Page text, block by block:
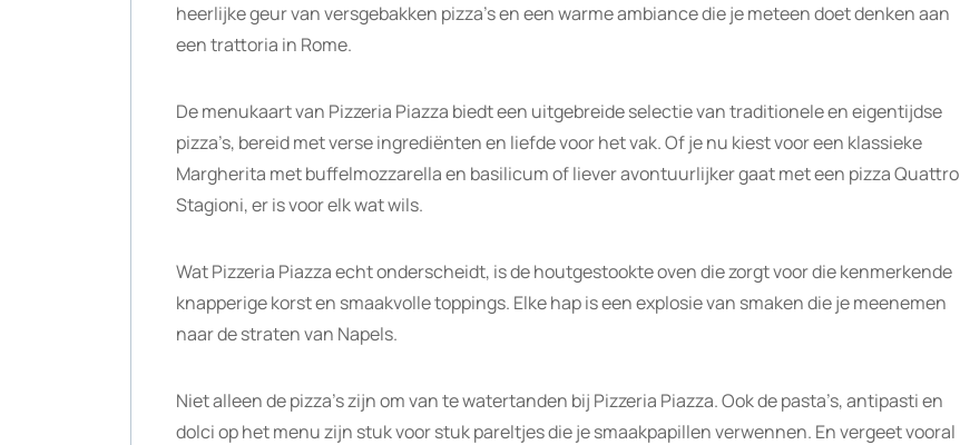
heerlijke geur van versgebakken pizza’s en een warme ambiance die je meteen doet denken aan
een trattoria in Rome.
De menukaart van Pizzeria Piazza biedt een uitgebreide selectie van traditionele en eigentijdse
pizza’s, bereid met verse ingrediënten en liefde voor het vak. Of je nu kiest voor een klassieke
Margherita met buffelmozzarella en basilicum of liever avontuurlijker gaat met een pizza Quattro
Stagioni, er is voor elk wat wils.
Wat Pizzeria Piazza echt onderscheidt, is de houtgestookte oven die zorgt voor die kenmerkende
knapperige korst en smaakvolle toppings. Elke hap is een explosie van smaken die je meenemen
naar de straten van Napels.
Niet alleen de pizza’s zijn om van te watertanden bij Pizzeria Piazza. Ook de pasta’s, antipasti en
dolci op het menu zijn stuk voor stuk pareltjes die je smaakpapillen verwennen. En vergeet vooral